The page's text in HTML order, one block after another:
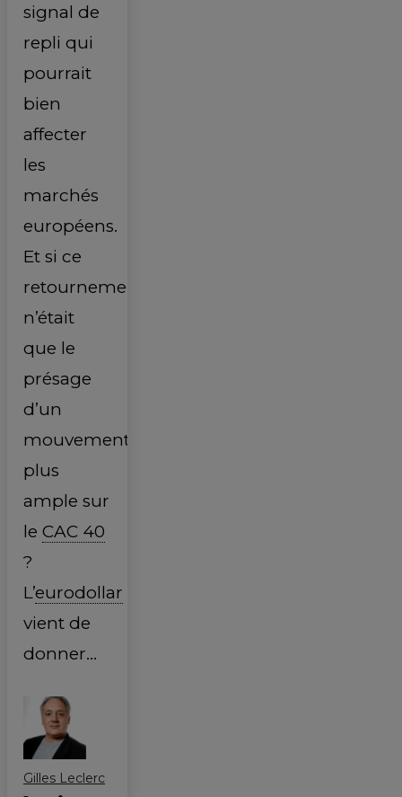
signal de
repli qui
pourrait
bien
affecter
les
marchés
européens.
Et si ce
retournement
n’était
que le
présage
d’un
mouvement
plus
ample sur
le CAC 40
?
L’eurodollar
vient de
donner…
Gilles Leclerc